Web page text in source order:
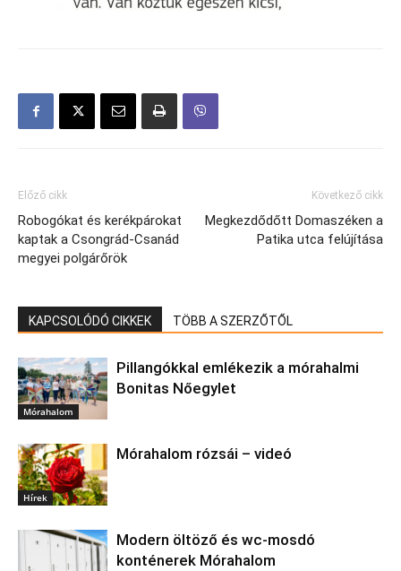
Előző cikk
Robogókat és kerékpárokat
kaptak a Csongrád-Csanád
megyei polgárőrök
Következő cikk
Megkezdődőtt Domaszéken a
Patika utca felújítása
KAPCSOLÓDÓ CIKKEK TÖBB A SZERZŐTŐL
Mórahalom
Pillangókkal emlékezik a mórahalmi
Bonitas Nőegylet
Hírek
Mórahalom rózsái – videó
Modern öltöző és wc-mosdó
konténerek Mórahalom